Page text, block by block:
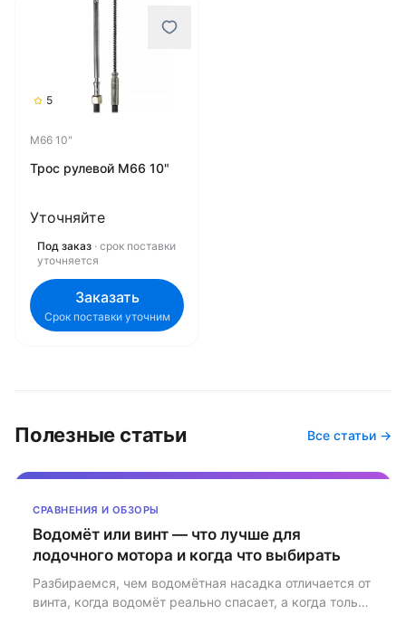
5
M66 10"
Трос рулевой M66 10"
Уточняйте
Под заказ · срок поставки
уточняется
Заказать
Срок поставки уточним
Полезные статьи Все статьи →
СРАВНЕНИЯ И ОБЗОРЫ
Водомёт или винт — что лучше для
лодочного мотора и когда что выбирать
Разбираемся, чем водомётная насадка отличается от
винта, когда водомёт реально спасает, а когда только